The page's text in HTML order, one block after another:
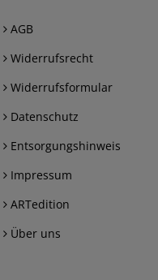
AGB
Widerrufsrecht
Widerrufsformular
Datenschutz
Entsorgungshinweis
Impressum
ARTedition
Über uns